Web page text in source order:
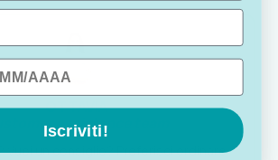
OTTAVIA
assistance team
Vuoi un consiglio? Preferisci ordinare
Iscriviti!